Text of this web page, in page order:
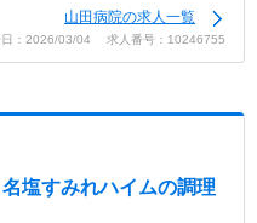
山田病院の求人一覧
日：2026/03/04 求人番号：10246755
塩すみれハイムの調理